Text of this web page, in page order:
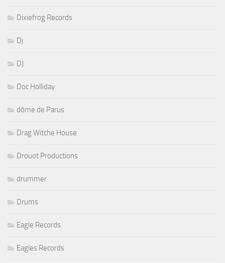
Dixiefrog Records
Dj
DJ
Doc Holliday
dôme de Parus
Drag Witche House
Drouot Productions
drummer
Drums
Eagle Records
Eagles Records